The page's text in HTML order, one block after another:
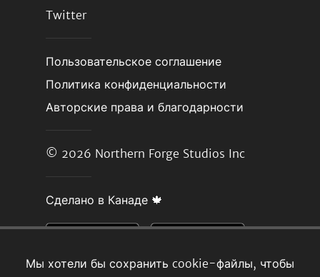
Мы хотели бы сохранить cookie-файлы, чтобы
Twitter
Пользовательское соглашение
Политика конфиденциальности
Авторские права и благодарности
© 2026 Northern Forge Studios Inc
Сделано в Канаде 🍁